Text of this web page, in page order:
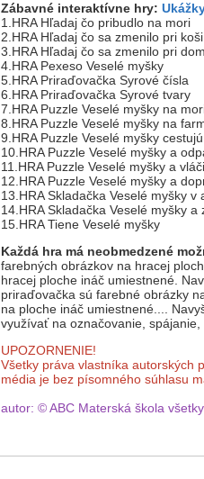
Zábavné interaktívne hry:
1.HRA Hľadaj čo pribudlo na mori
2.HRA Hľadaj čo sa zmenilo pri koši
3.HRA Hľadaj čo sa zmenilo pri
4.HRA Pexeso Veselé myšky
5.HRA Priraďovačka Syrové čísla
6.HRA Priraďovačka Syrové tvary
7.HRA Puzzle Veselé myšky na
8.HRA Puzzle Veselé myšky na
9.HRA Puzzle Veselé myšky cestujú
10.HRA Puzzle Veselé myšky a
11.HRA Puzzle Veselé myšky a
12.HRA Puzzle Veselé myšky a
13.HRA Skladačka Veselé myšky v
14.HRA Skladačka Veselé myšky a
15.HRA Tiene Veselé myšky
Každá hra má neobmedzené
farebných obrázkov na hracej
hracej ploche ináč umiestnené.
priraďovačka sú farebné obrázky
na ploche ináč umiestnené....
využívať na označovanie,
UPOZORNENIE!
Všetky práva vlastníka autorských
média je bez písomného súhlasu
autor: © ABC Materská škola